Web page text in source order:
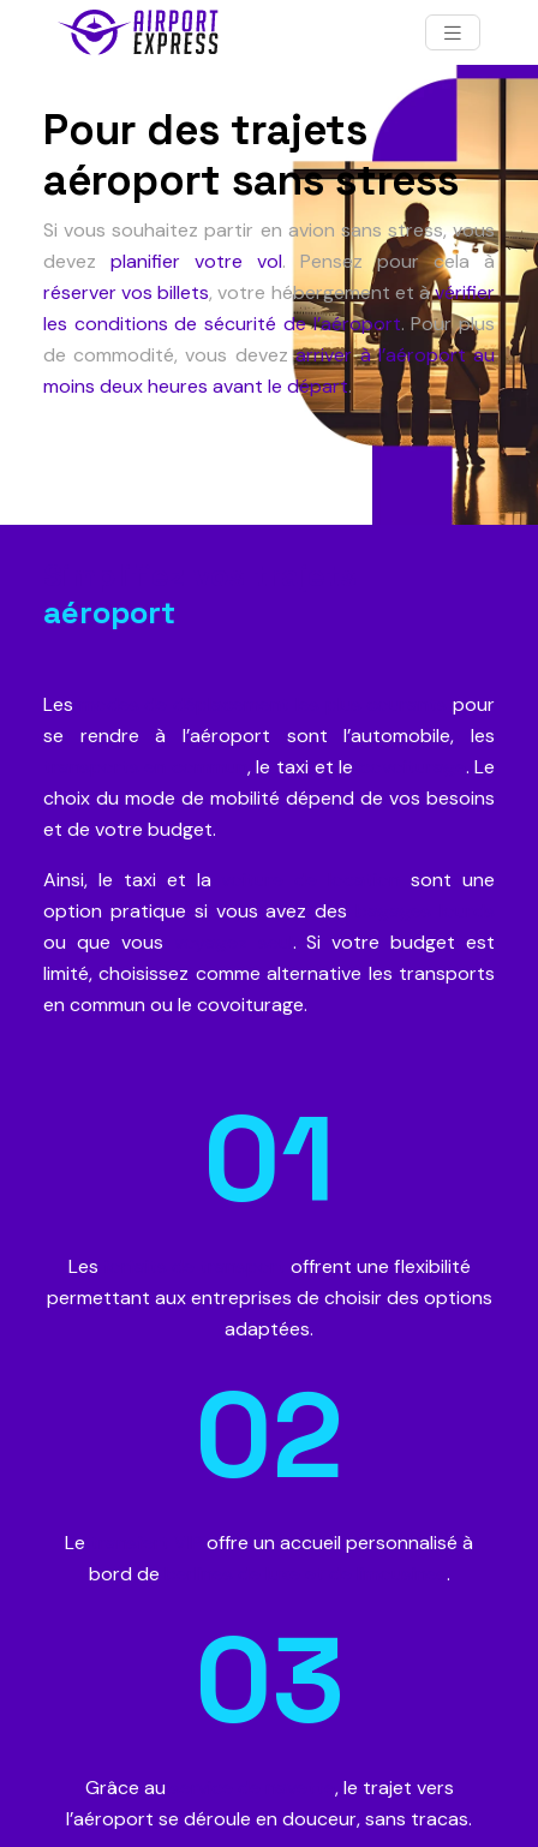
Pour des trajets
aéroport sans stress
Si vous souhaitez partir en avion sans stress, vous
devez planifier votre vol. Pensez pour cela à
réserver vos billets, votre hébergement et àvérifier
les conditions de sécurité de l’aéroport. Pour plus
de commodité, vous devezarriver à l’aéroport au
moins deux heures avant le départ.
aéroport
Les
pour
se rendre à l’aéroport sont l’automobile, les
, le taxi et le
. Le
choix du mode de mobilité dépend de vos besoins
et de votre budget.
Ainsi, le taxi et la
sont une
option pratique si vous avez des
ou que vous
. Si votre budget est
limité, choisissez comme alternative les transports
en commun ou le covoiturage.
01
Les
offrent une flexibilité
permettant aux entreprises de choisir des options
adaptées.
02
Le
offre un accueil personnalisé à
bord de
.
03
Grâce au
, le trajet vers
l’aéroport se déroule en douceur, sans tracas.